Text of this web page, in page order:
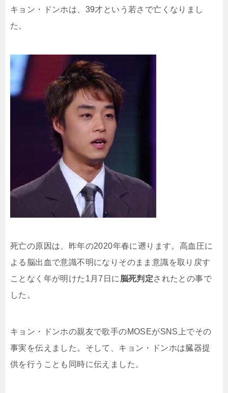
キョン・ドンホは、39才という若さで亡くなりまし
た。
死亡の原因は、昨年の2020年春に遡ります。 高血圧に
よる脳出血 で意識不明になりそのまま意識を取り戻す
ことなく年が明けた1月7日に 脳死判定されたとの事で
した。
キョン・ドンホの親友で歌手のMOSEがSNS上でその
事実を伝えました。そして、キョン・ドンホは臓器提
供を行うことも同時に伝えました。